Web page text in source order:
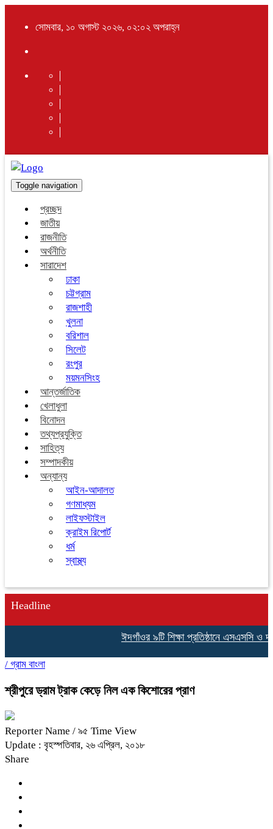
সোমবার, ১০ অগাস্ট ২০২৬, ০২:০২ অপরাহ্ন
Toggle navigation
প্রচ্ছদ
জাতীয়
রাজনীতি
অর্থনীতি
সারাদেশ
ঢাকা
চট্টগ্রাম
রাজশাহী
খুলনা
বরিশাল
সিলেট
রংপুর
ময়মনসিংহ
আন্তর্জাতিক
খেলাধুলা
বিনোদন
তথ্যপ্রযুক্তি
সাহিত্য
সম্পাদকীয়
অন্যান্য
আইন-আদালত
গণমাধ্যম
লাইফস্টাইল
ক্রাইম রিপোর্ট
ধর্ম
স্বাস্থ্য
Headline
ঈদগাঁওর ৯টি শিক্ষা প্রতিষ্ঠানে এসএসসি ও
/ গ্রাম বাংলা
শ্রীপুরে ড্রাম ট্রাক কেড়ে নিল এক কিশোরের প্রাণ
Reporter Name / ৯৫ Time View
Update : বৃহস্পতিবার, ২৬ এপ্রিল, ২০১৮
Share